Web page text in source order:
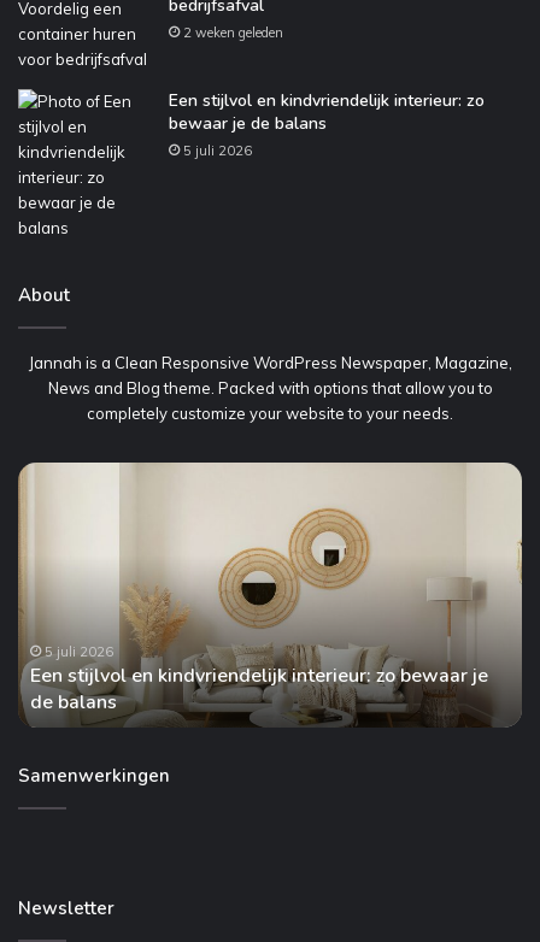
bedrijfsafval
2 weken geleden
Een stijlvol en kindvriendelijk interieur: zo
bewaar je de balans
5 juli 2026
About
Jannah is a Clean Responsive WordPress Newspaper, Magazine,
News and Blog theme. Packed with options that allow you to
completely customize your website to your needs.
Een
de
balans
5 juli 2026
Een stijlvol en kindvriendelijk interieur: zo bewaar je
de balans
Samenwerkingen
Newsletter